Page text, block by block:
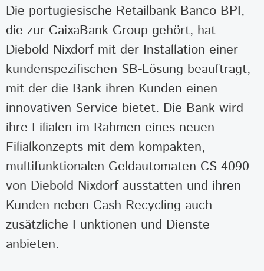
Die portugiesische Retailbank Banco BPI,
die zur CaixaBank Group gehört, hat
Diebold Nixdorf mit der Installation einer
kundenspezifischen SB-Lösung beauftragt,
mit der die Bank ihren Kunden einen
innovativen Service bietet. Die Bank wird
ihre Filialen im Rahmen eines neuen
Filialkonzepts mit dem kompakten,
multifunktionalen Geldautomaten CS 4090
von Diebold Nixdorf ausstatten und ihren
Kunden neben Cash Recycling auch
zusätzliche Funktionen und Dienste
anbieten.